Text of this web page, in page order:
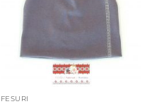
FESURI